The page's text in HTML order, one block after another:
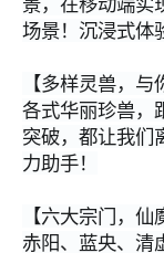
场景！沉浸式体
【多样灵兽，与
各式华丽珍兽，
突破，都让我们
力助手！
【六大宗门，仙
赤阳、蓝央、清